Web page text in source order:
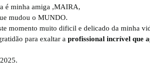
é minha amiga ,MAIRA,
mudou o MUNDO.
momento muito dificil e delicado da minha
para exaltar a profissional incrível que